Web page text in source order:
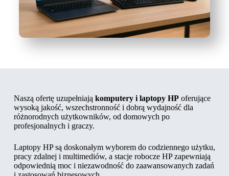
Naszą ofertę uzupełniają komputery i laptopy HPoferujące
wysoką jakość, wszechstronność i dobrą wydajność dla
różnorodnych użytkowników, od domowych po
profesjonalnych i graczy.
Laptopy HP są doskonałym wyborem do codziennego użytku,
pracy zdalnej i multimediów, a stacje robocze HP zapewniają
odpowiednią moc i niezawodność do zaawansowanych zadań